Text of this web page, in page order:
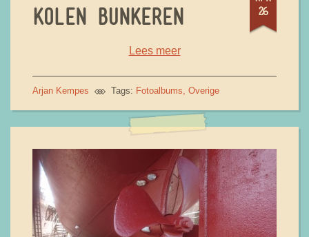
26
KOLEN BUNKEREN
Lees meer
Arjan Kempes Tags: Fotoalbums Overige